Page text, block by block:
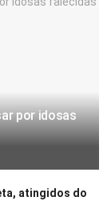
por idosas
atingidos do